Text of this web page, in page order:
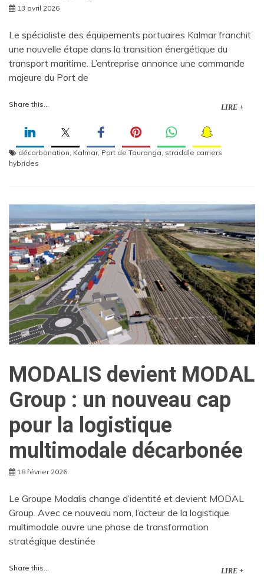
13 avril 2026
Le spécialiste des équipements portuaires Kalmar franchit
une nouvelle étape dans la transition énergétique du
transport maritime. L’entreprise annonce une commande
majeure du Port de
Share this... LIRE +
décarbonation Kalmar, Port de Tauranga straddle carriers
hybrides
MODALIS devient MODAL
Group : un nouveau cap
pour la logistique
multimodale décarbonée
18 février 2026
Le Groupe Modalis change d’identité et devient MODAL
Group. Avec ce nouveau nom, l’acteur de la logistique
multimodale ouvre une phase de transformation
stratégique destinée
Share this... LIRE +